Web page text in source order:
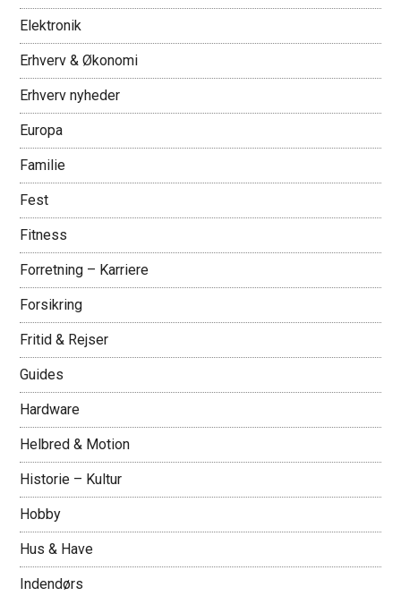
Elektronik
Erhverv & Økonomi
Erhverv nyheder
Europa
Familie
Fest
Fitness
Forretning – Karriere
Forsikring
Fritid & Rejser
Guides
Hardware
Helbred & Motion
Historie – Kultur
Hobby
Hus & Have
Indendørs